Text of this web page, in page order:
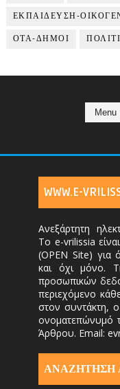
ΕΚΠΑΙΔΕΥΣΗ-
ΟΤΑ-ΔΗΜΟΙ
WWW.E-
Ανεξάρτητη
Το e-vrilissia
(OPEN Site) για
και όχι μόνο.
προσωπικών
περιεχόμενο
στον συντάκτη,
ονοματεπώνυμό
Άρθρου. Email:
ΑΝΑΖΗΤΗΣΗ